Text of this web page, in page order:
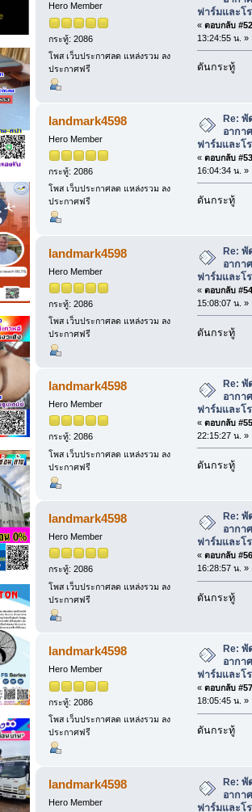
Hero Member
กระทู้: 2086
โพส เว็บประกาศลด แหล่งรวม ลง
ประกาศฟรี
ฟาร์มและโ
« ตอบกลับ
13:24:55 น. »
ดันกระทู้
landmark4598
Hero Member
กระทู้: 2086
โพส เว็บประกาศลด แหล่งรวม ลง
ประกาศฟรี
Re: พั
อากา
ฟาร์มและโ
« ตอบกลับ
16:04:34 น. »
ดันกระทู้
landmark4598
Hero Member
กระทู้: 2086
โพส เว็บประกาศลด แหล่งรวม ลง
ประกาศฟรี
Re: พั
อากา
ฟาร์มและโ
« ตอบกลับ
15:08:07 น. »
ดันกระทู้
landmark4598
Hero Member
กระทู้: 2086
โพส เว็บประกาศลด แหล่งรวม ลง
ประกาศฟรี
Re:
อากา
ฟาร์มและโ
« ตอบกลับ
22:15:27 น. »
ดันกระทู้
landmark4598
Hero Member
กระทู้: 2086
โพส เว็บประกาศลด แหล่งรวม ลง
ประกาศฟรี
Re:
อากา
ฟาร์มและโ
« ตอบกลับ
16:28:57 น. »
ดันกระทู้
landmark4598
Hero Member
กระทู้: 2086
โพส เว็บประกาศลด แหล่งรวม ลง
ประกาศฟรี
Re:
อากา
ฟาร์มและโ
« ตอบกลับ
18:05:45 น. »
ดันกระทู้
landmark4598
Hero Member
Re: พั
อากา
ฟาร์มและโ